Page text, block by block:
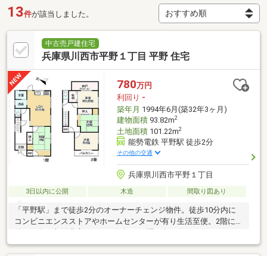
13件が該当しました。
中古売戸建住宅
兵庫県川西市平野１丁目 平野 住宅
780万円
利回り -
築年月 1994年6月(築32年3ヶ月)
建物面積93.82m2
土地面積101.22m2
能勢電鉄 平野駅 徒歩2分
その他の交通
兵庫県川西市平野１丁目
3日以内に公開 木造 間取り図あり
「平野駅」まで徒歩2分のオーナーチェンジ物件。徒歩10分内に
コンビニエンスストアやホームセンターが有り生活至便。2階には